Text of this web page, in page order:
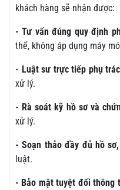
khách hàng sẽ nhận được:
- Tư vấn đúng quy định
thể, không áp dụng máy
- Luật sư trực tiếp phụ
xử lý.
- Rà soát kỹ hồ sơ và
xử lý.
- Soạn thảo đầy đủ hồ
luật.
- Bảo mật tuyệt đối thông